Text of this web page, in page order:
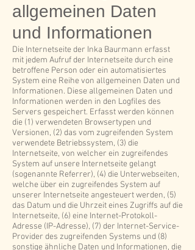
allgemeinen Daten
und Informationen
Die Internetseite der Inka Baurmann erfasst
mit jedem Aufruf der Internetseite durch eine
betroffene Person oder ein automatisiertes
System eine Reihe von allgemeinen Daten und
Informationen. Diese allgemeinen Daten und
Informationen werden in den Logfiles des
Servers gespeichert. Erfasst werden können
die (1) verwendeten Browsertypen und
Versionen, (2) das vom zugreifenden System
verwendete Betriebssystem, (3) die
Internetseite, von welcher ein zugreifendes
System auf unsere Internetseite gelangt
(sogenannte Referrer), (4) die Unterwebseiten,
welche über ein zugreifendes System auf
unserer Internetseite angesteuert werden, (5)
das Datum und die Uhrzeit eines Zugriffs auf die
Internetseite, (6) eine Internet-Protokoll-
Adresse (IP-Adresse), (7) der Internet-Service-
Provider des zugreifenden Systems und (8)
sonstige ähnliche Daten und Informationen, die